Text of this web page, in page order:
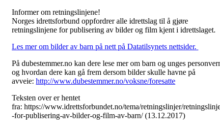
Informer om retningslinjene!
Norges idrettsforbund oppfordrer alle idrettslag til å gjøre
retningslinjene for publisering av bilder og film kjent i idrettslaget.
Les mer om bilder av barn på nett på Datatilsynets nettsider.
På dubestemmer.no kan dere lese mer om barn og unges
og hvordan dere kan gå frem dersom bilder skulle havne på
avveie: http://www.dubestemmer.no/voksne/foresatte
Teksten over er hentet
fra: https://www.idrettsforbundet.no/tema/retningslinjer/
-for-publisering-av-bilder-og-film-av-barn/ (13.12.2017)